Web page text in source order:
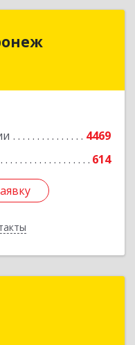
4469
614
Воронеж
г, 20-летия
г, Советская ул,